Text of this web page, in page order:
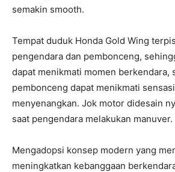
semakin smooth.
Tempat duduk Honda Gold Wing
pengendara dan pembonceng,
dapat menikmati momen berkendara,
pembonceng dapat menikmati
menyenangkan. Jok motor didesain
saat pengendara melakukan manuver.
Mengadopsi konsep modern yang
meningkatkan kebanggaan